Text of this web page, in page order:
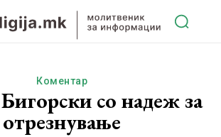
Коментар
со надеж за
отрезнување